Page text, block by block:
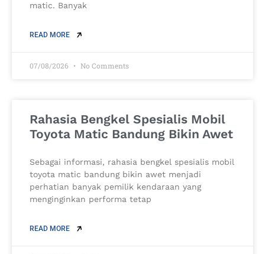
matic. Banyak
READ MORE
07/08/2026 No Comments
Rahasia Bengkel Spesialis Mobil
Toyota Matic Bandung Bikin Awet
Sebagai informasi, rahasia bengkel spesialis mobil
toyota matic bandung bikin awet menjadi
perhatian banyak pemilik kendaraan yang
menginginkan performa tetap
READ MORE